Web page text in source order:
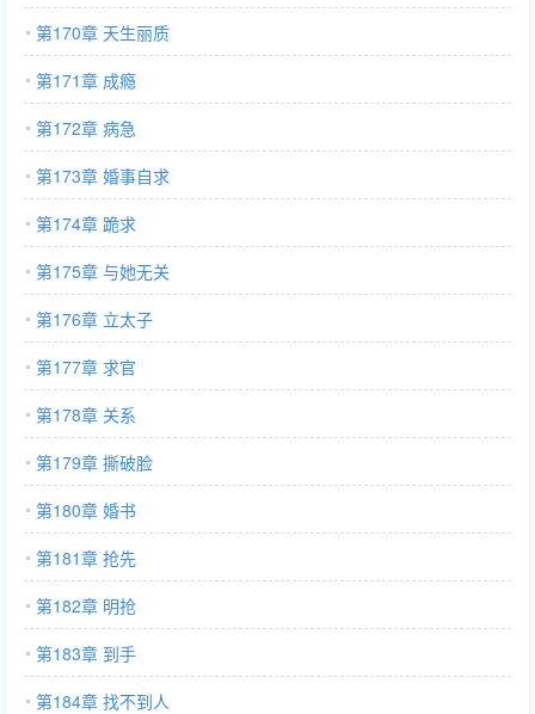
第170章 天生丽质
第171章 成瘾
第172章 病急
第173章 婚事自求
第174章 跪求
第175章 与她无关
第176章 立太子
第177章 求官
第178章 关系
第179章 撕破脸
第180章 婚书
第181章 抢先
第182章 明抢
第183章 到手
第184章 找不到人